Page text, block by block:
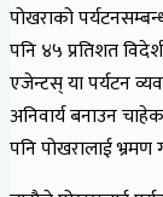
पोखराको
पनि ४५ प्रतिशत
एजेन्टस् या पर्यटन
अनिवार्य बनाउन
पनि पोखरालाई भ्रमण